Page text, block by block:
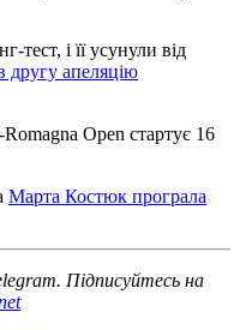
тест, і її усунули від
другу апеляцію
Open стартує 16
Марта Костюк програла
Підписуйтесь на